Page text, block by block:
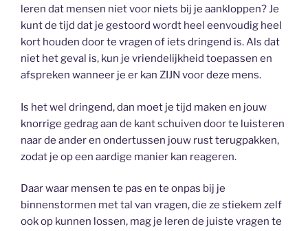
leren dat mensen niet voor niets bij je aankloppen? Je
kunt de tijd dat je gestoord wordt heel eenvoudig heel
kort houden door te vragen of iets dringend is. Als dat
niet het geval is, kun je vriendelijkheid toepassen en
afspreken wanneer je er kan ZIJN voor deze mens.
Is het wel dringend, dan moet je tijd maken en jouw
knorrige gedrag aan de kant schuiven door te luisteren
naar de ander en ondertussen jouw rust terugpakken,
zodat je op een aardige manier kan reageren.
Daar waar mensen te pas en te onpas bij je
binnenstormen met tal van vragen, die ze stiekem zelf
ook op kunnen lossen, mag je leren de juiste vragen te